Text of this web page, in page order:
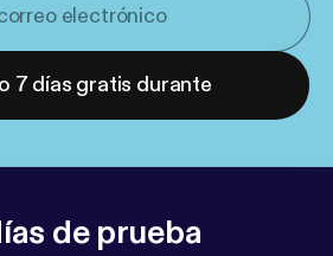
7 días gratis durante
de prueba